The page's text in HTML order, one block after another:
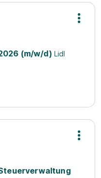
(m/w/d) Lidl